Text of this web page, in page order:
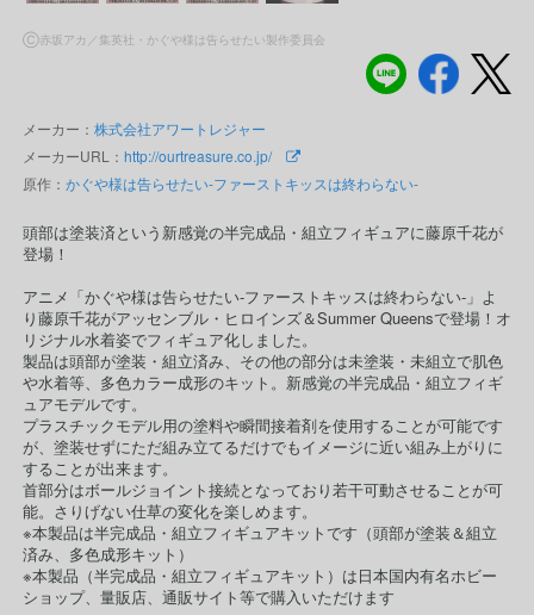
Ⓒ赤坂アカ／集英社・かぐや様は告らせたい製作委員会
メーカー： 株式会社アワートレジャー
メーカーURL： http://ourtreasure.co.jp/
原作： かぐや様は告らせたい-ファーストキッスは終わらない-
頭部は塗装済という新感覚の半完成品・組立フィギュアに藤原千花が
登場！
アニメ「かぐや様は告らせたい-ファーストキッスは終わらない-」よ
り藤原千花がアッセンブル・ヒロインズ＆Summer Queensで登場！オ
リジナル水着姿でフィギュア化しました。
製品は頭部が塗装・組立済み、その他の部分は未塗装・未組立で肌色
や水着等、多色カラー成形のキット。新感覚の半完成品・組立フィギ
ュアモデルです。
プラスチックモデル用の塗料や瞬間接着剤を使用することが可能です
が、塗装せずにただ組み立てるだけでもイメージに近い組み上がりに
することが出来ます。
首部分はボールジョイント接続となっており若干可動させることが可
能。さりげない仕草の変化を楽しめます。
※本製品は半完成品・組立フィギュアキットです（頭部が塗装＆組立
済み、多色成形キット）
※本製品（半完成品・組立フィギュアキット）は日本国内有名ホビー
ショップ、量販店、通販サイト等で購入いただけます